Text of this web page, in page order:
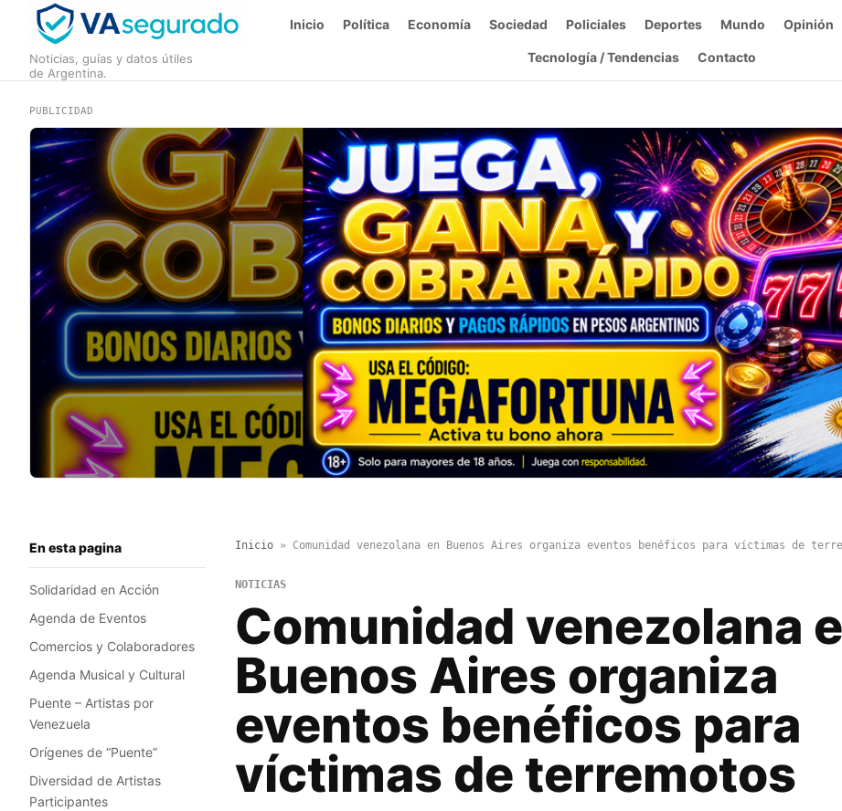
Noticias, guías y datos útiles
de Argentina.
Inicio Política Economía Sociedad Policiales Deportes Mundo Opinión
Tecnología / Tendencias Contacto
PUBLICIDAD
En esta pagina
Solidaridad en Acción
Agenda de Eventos
Comercios y Colaboradores
Agenda Musical y Cultural
Puente – Artistas por
Venezuela
Orígenes de “Puente”
Diversidad de Artistas
Participantes
Inicio» Comunidad venezolana en Buenos Aires organiza eventos benéficos para víctimas de
NOTICIAS
Comunidad venezolana
Buenos Aires organiza
eventos benéficos para
víctimas de terremotos